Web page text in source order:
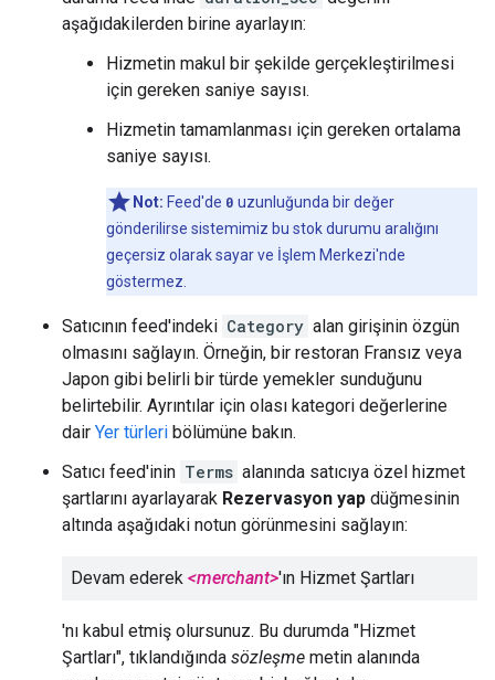
aşağıdakilerden birine ayarlayın:
Hizmetin makul bir şekilde gerçekleştirilmesi
için gereken saniye sayısı.
Hizmetin tamamlanması için gereken ortalama
saniye sayısı.
Not: Feed'de 0 uzunluğunda bir değer
gönderilirse sistemimiz bu stok durumu aralığını
geçersiz olarak sayar ve İşlem Merkezi'nde
göstermez.
Satıcının feed'indeki Category alan girişinin özgün
olmasını sağlayın. Örneğin, bir restoran Fransız veya
Japon gibi belirli bir türde yemekler sunduğunu
belirtebilir. Ayrıntılar için olası kategori değerlerine
dair Yer türleri bölümüne bakın.
Satıcı feed'inin Terms alanında satıcıya özel hizmet
şartlarını ayarlayarak Rezervasyon yap düğmesinin
altında aşağıdaki notun görünmesini sağlayın:
Devam ederek <merchant>'ın Hizmet Şartları
'nı kabul etmiş olursunuz. Bu durumda "Hizmet
Şartları", tıklandığında sözleşme metin alanında